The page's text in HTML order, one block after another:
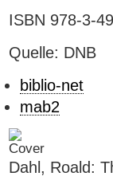
ISBN 978-3-
Quelle: DNB
biblio-net
mab2
Dahl, Roald: